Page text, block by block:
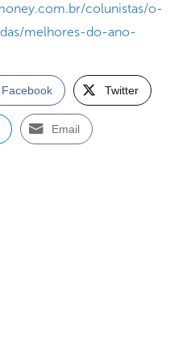
colunistas/o-
melhores-do-ano-
Facebook Twitter
Email